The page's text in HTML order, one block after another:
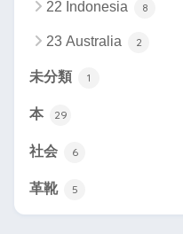
22 Indonesia 8
23 Australia 2
未分類 1
本 29
社会 6
革靴 5